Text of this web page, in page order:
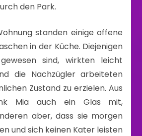
den Park.
standen einige offene
in der Küche. Diejenigen
sind, wirkten leicht
die Nachzügler arbeiteten
Zustand zu erzielen. Aus
Mia auch ein Glas mit,
aber, dass sie morgen
und sich keinen Kater leisten